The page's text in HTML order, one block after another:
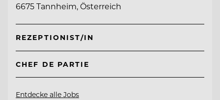
6675 Tannheim, Österreich
REZEPTIONIST/IN
CHEF DE PARTIE
Entdecke alle Jobs